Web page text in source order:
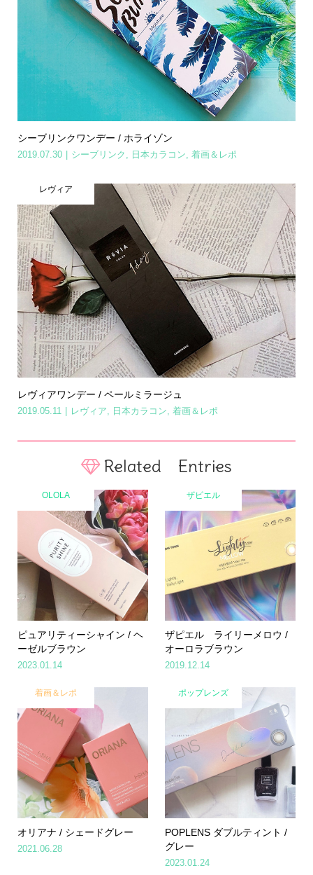
シーブリンクワンデー / ホライゾン
2019.07.30 シーブリンク , 日本カラコン, 着画＆レポ
レヴィア
レヴィアワンデー / ペールミラージュ
2019.05.11 レヴィア, 日本カラコン, 着画＆レポ
Related Entries
OLOLA
ピュアリティーシャイン / ヘ
ーゼルブラウン
2023.01.14
ザピエル
ザピエル ライリーメロウ /
オーロラブラウン
2019.12.14
着画＆レポ
オリアナ / シェードグレー
2021.06.28
ポップレンズ
POPLENS ダブルティント /
グレー
2023.01.24